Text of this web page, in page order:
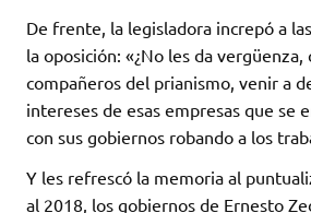
De frente, la legisladora increpó a
la oposición: «¿No les da vergüenza,
compañeros del prianismo, venir a
intereses de esas empresas que se
con sus gobiernos robando a los
Y les refrescó la memoria al
al 2018, los gobiernos de Ernesto